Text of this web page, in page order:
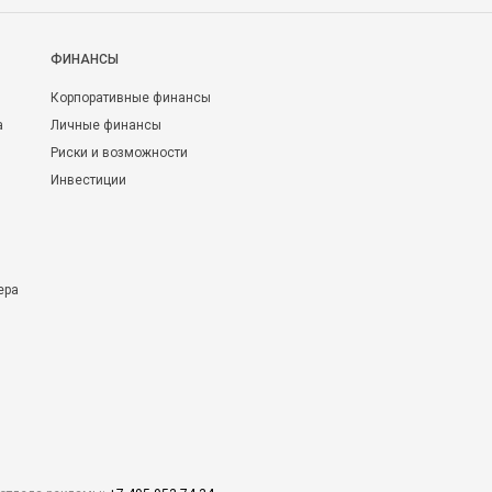
ФИНАНСЫ
Корпоративные финансы
Личные финансы
Риски и возможности
Инвестиции